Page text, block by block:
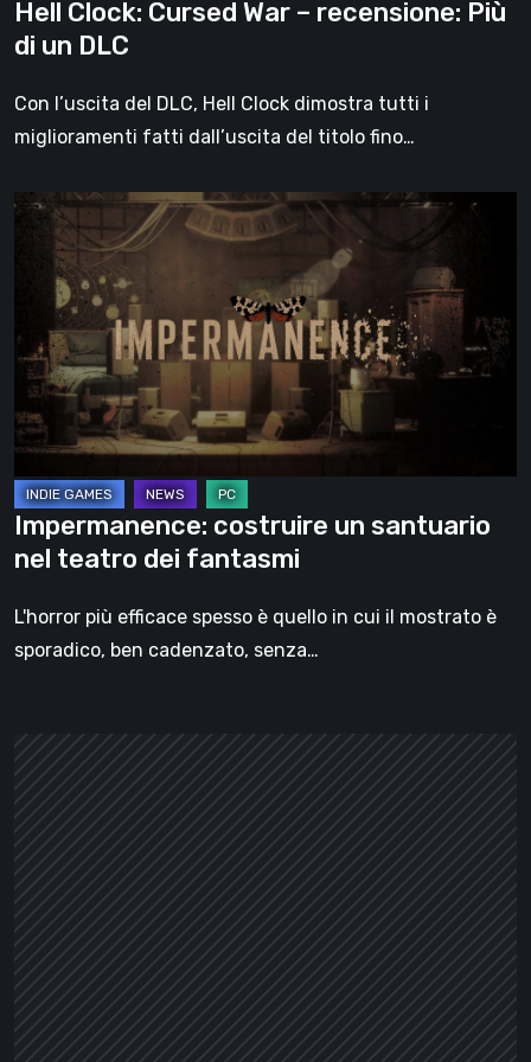
Hell Clock: Cursed War – recensione: Più
di un DLC
Con l’uscita del DLC, Hell Clock dimostra tutti i
miglioramenti fatti dall’uscita del titolo fino…
Impermanence:
costruire
santuario
nel
teatro
dei
fantasmi
Impermanence: costruire un santuario
nel teatro dei fantasmi
L'horror più efficace spesso è quello in cui il mostrato è
sporadico, ben cadenzato, senza…